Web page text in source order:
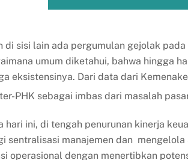
di sisi lain ada pergumulan gejolak
umum diketahui, bahwa hingga
eksistensinya. Dari data dari
PHK sebagai imbas dari masalah
hari ini, di tengah penurunan kinerja
sentralisasi manajemen dan
operasional dengan menertibkan